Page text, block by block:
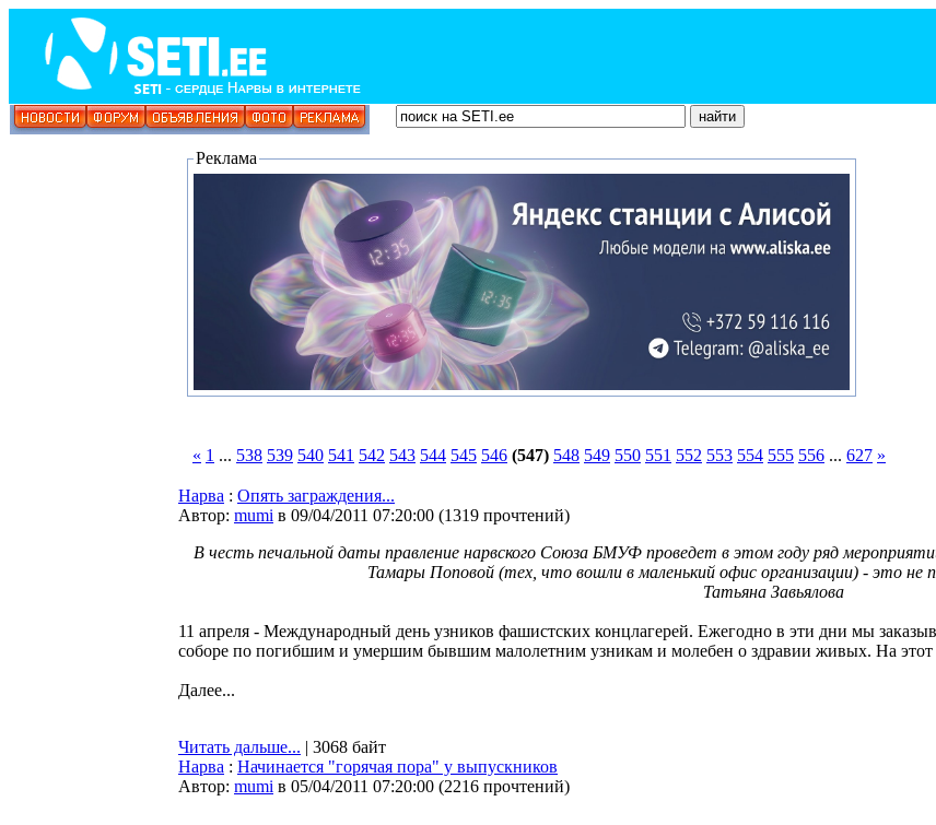
Реклама
« 1 ... 538 539 540 541 542 543 544 545 546 (547) 548 549 550 551 552 553 554 555 556 ... 627 »
Нарва : Опять заграждения...
Автор: mumi в 09/04/2011 07:20:00 (1319 прочтений)
В честь печальной даты правление нарвского Союза БМУФ проведет в этом году ряд
Тамары Поповой (тех, что вошли в маленький офис организации) - это не
Татьяна Завьялова
11 апреля - Международный день узников фашистских концлагерей. Ежегодно в эти дни мы
соборе по погибшим и умершим бывшим малолетним узникам и молебен о здравии живых. На этот
Далее...
Читать дальше... | 3068 байт
Нарва : Начинается "горячая пора" у выпускников
Автор: mumi в 05/04/2011 07:20:00 (2216 прочтений)